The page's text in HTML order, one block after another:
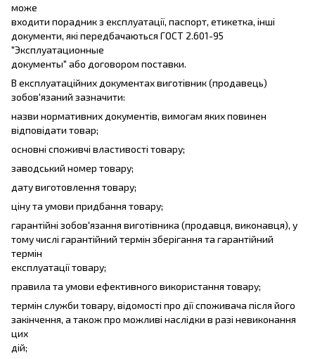
може
входити порадник з експлуатації, паспорт, етикетка, інші
документи, які передбачаються ГОСТ 2.601-95
"Эксплуатационные
документы" або договором поставки.
В експлуатаційних документах виготівник (продавець)
зобов'язаний зазначити:
назви нормативних документів, вимогам яких повинен
відповідати товар;
основні споживчі властивості товару;
заводський номер товару;
дату виготовлення товару;
ціну та умови придбання товару;
гарантійні зобов'язання виготівника (продавця, виконавця), у
тому числі гарантійний термін зберігання та гарантійний
термін
експлуатації товару;
правила та умови ефективного використання товару;
термін служби товару, відомості про дії споживача після його
закінчення, а також про можливі наслідки в разі невиконання
цих
дій;